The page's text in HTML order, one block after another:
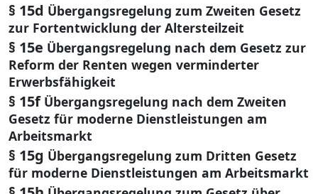
§ 15d Übergangsregelung zum Zweiten Gesetz
zur Fortentwicklung der Altersteilzeit
§ 15e Übergangsregelung nach dem Gesetz zur
Reform der Renten wegen verminderter
Erwerbsfähigkeit
§ 15f Übergangsregelung nach dem Zweiten
Gesetz für moderne Dienstleistungen am
Arbeitsmarkt
§ 15g Übergangsregelung zum Dritten Gesetz
für moderne Dienstleistungen am Arbeitsmarkt